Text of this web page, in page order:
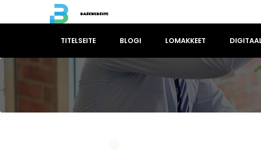
TITELSEITE BLOGI LOMAKKEET